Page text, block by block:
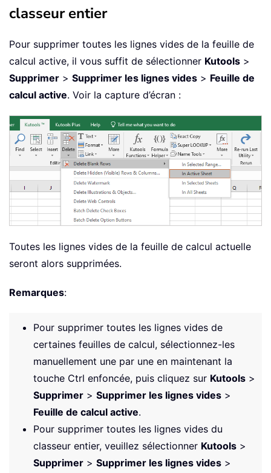
classeur entier
Pour supprimer toutes les lignes vides de la feuille de
calcul active, il vous suffit de sélectionner Kutools >
Supprimer > Supprimer les lignes vides > Feuille de
calcul active. Voir la capture d’écran :
Toutes les lignes vides de la feuille de calcul actuelle
seront alors supprimées.
Remarques:
Pour supprimer toutes les lignes vides de
certaines feuilles de calcul, sélectionnez-les
manuellement une par une en maintenant la
touche Ctrl enfoncée, puis cliquez sur Kutools >
Supprimer > Supprimer les lignes vides >
Feuille de calcul active.
Pour supprimer toutes les lignes vides du
classeur entier, veuillez sélectionner Kutools >
Supprimer > Supprimer les lignes vides >